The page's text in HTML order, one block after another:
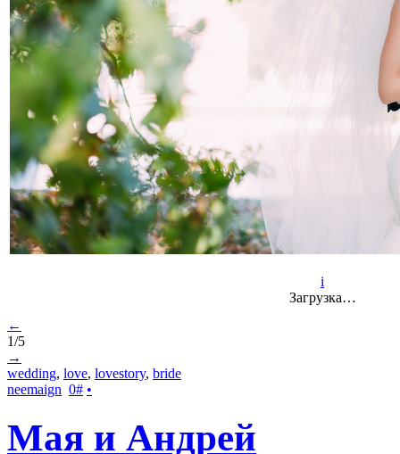
i
Загрузка…
←
1/5
→
wedding, love, lovestory, bride
neemaign 0# •
Мая и Андрей